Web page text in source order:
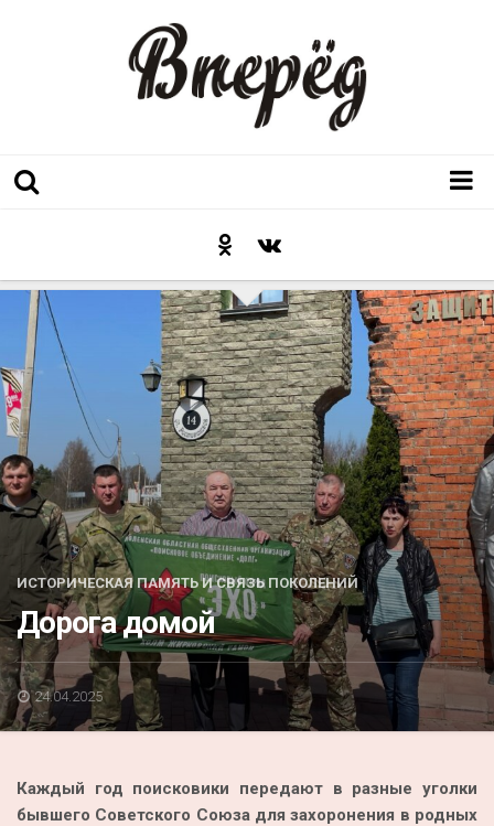
Послесловие к празднику
Факт
Неожиданный ракурс
Контакты
Люди родного края
Акция
К 70-летию районного Дома культуры
Конкурс
Люди родного края
Национальные проекты
Память
Перепись — 2020
ИСТОРИЧЕСКАЯ ПАМЯТЬ И СВЯЗЬ ПОКОЛЕНИЙ
Дорога домой
24.04.2025
Каждый год поисковики передают в разные уголки
бывшего Советского Союза для захоронения в родных